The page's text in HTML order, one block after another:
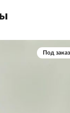
Под заказ